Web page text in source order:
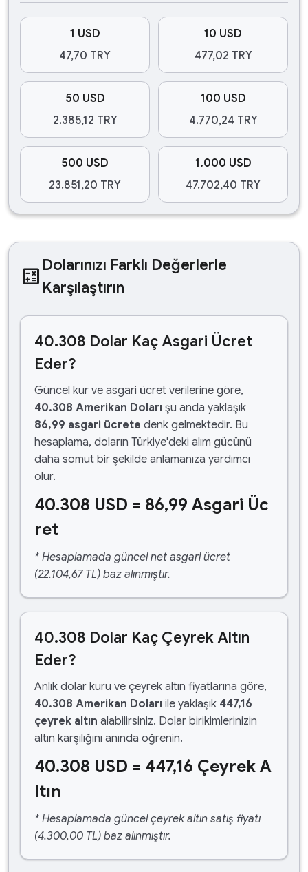
1 USD
47,70 TRY
10 USD
477,02 TRY
50 USD
2.385,12 TRY
100 USD
4.770,24 TRY
500 USD
23.851,20 TRY
1.000 USD
47.702,40 TRY
calculate Dolarınızı Farklı Değerlerle
Karşılaştırın
40.308 Dolar Kaç Asgari Ücret
Eder?
Güncel kur ve asgari ücret verilerine göre,
40.308 Amerikan Doları şu anda yaklaşık
86,99 asgari ücrete denk gelmektedir. Bu
hesaplama, doların Türkiye'deki alım gücünü
daha somut bir şekilde anlamanıza yardımcı
olur.
40.308 USD = 86,99 Asgari Üc
ret
* Hesaplamada güncel net asgari ücret
(22.104,67 TL) baz alınmıştır.
40.308 Dolar Kaç Çeyrek Altın
Eder?
Anlık dolar kuru ve çeyrek altın fiyatlarına göre,
40.308 Amerikan Doları ile yaklaşık 447,16
çeyrek altın alabilirsiniz. Dolar birikimlerinizin
altın karşılığını anında öğrenin.
40.308 USD = 447,16 Çeyrek A
ltın
* Hesaplamada güncel çeyrek altın satış fiyatı
(4.300,00 TL) baz alınmıştır.